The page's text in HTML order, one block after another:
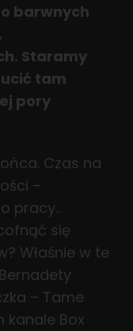
barwnych
Staramy
tam
pory
Czas na
–
pracy…
się
Właśnie w te
– Tame
kanale Box